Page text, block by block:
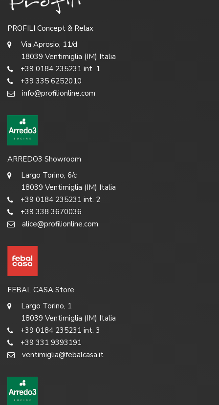
PROFILI Concept & Relax
Via Aprosio, 11/d
18039 Ventimiglia (IM) Italia
+39 0184 235231 int. 1
+39 335 6252010
info@profilionline.com
ARREDO3 Showroom
Largo Torino, 6/c
18039 Ventimiglia (IM) Italia
+39 0184 235231 int. 2
+39 338 3670036
alice@profilionline.com
FEBAL CASA Store
Largo Torino, 1
18039 Ventimiglia (IM) Italia
+39 0184 235231 int. 3
+39 331 9393191
ventimiglia@febalcasa.it